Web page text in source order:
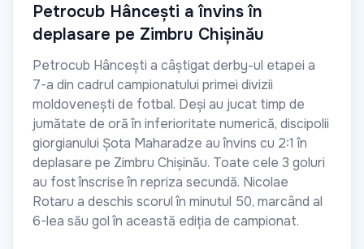
Petrocub Hâncești a învins în
deplasare pe Zimbru Chișinău
Petrocub Hâncești a câștigat derby-ul etapei a
7-a din cadrul campionatului primei divizii
moldovenești de fotbal. Deși au jucat timp de
jumătate de oră în inferioritate numerică, discipolii
giorgianului Șota Maharadze au învins cu 2:1 în
deplasare pe Zimbru Chișinău. Toate cele 3 goluri
au fost înscrise în repriza secundă. Nicolae
Rotaru a deschis scorul în minutul 50, marcând al
6-lea său gol în această ediția de campionat.